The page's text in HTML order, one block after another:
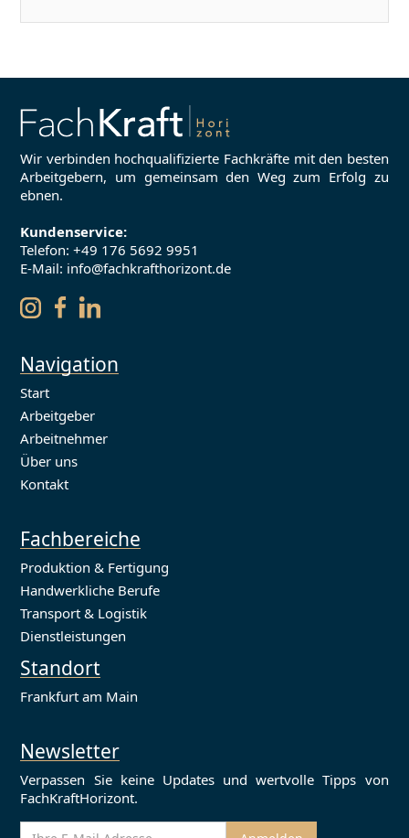
Wir verbinden hochqualifizierte Fachkräfte mit den besten
Arbeitgebern, um gemeinsam den Weg zum Erfolg zu
ebnen.
Kundenservice:
Telefon:+49 176 5692 9951
E-Mail: info@fachkrafthorizont.de
Navigation
Start
Arbeitgeber
Arbeitnehmer
Über uns
Kontakt
Fachbereiche
Produktion & Fertigung
Handwerkliche Berufe
Transport & Logistik
Dienstleistungen
Standort
Frankfurt am Main
Newsletter
Verpassen Sie keine Updates und wertvolle Tipps von
FachKraftHorizont.